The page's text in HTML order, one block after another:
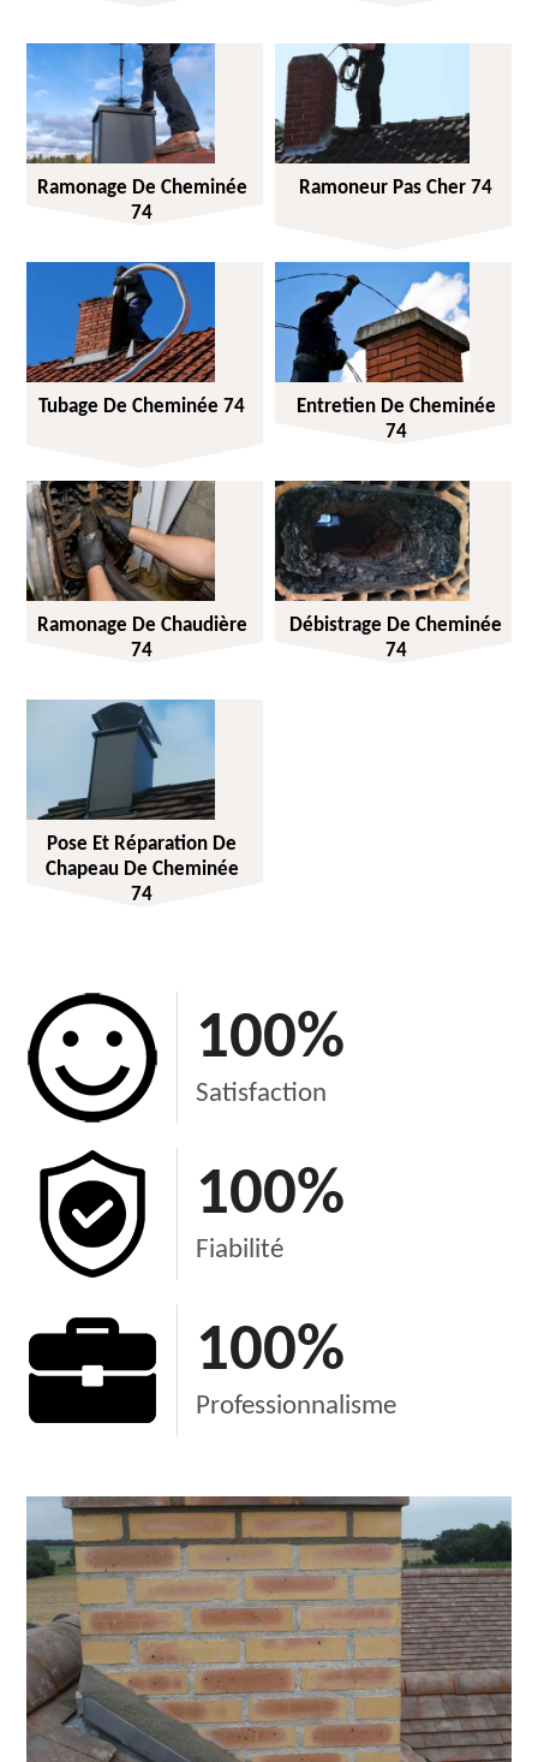
Ramonage De Cheminée
74
Ramoneur Pas Cher 74
Tubage De Cheminée 74
Entretien De Cheminée
74
Ramonage De Chaudière
74
Débistrage De Cheminée
74
Pose Et Réparation De
Chapeau De Cheminée
74
100%
Satisfaction
100%
Fiabilité
100%
Professionnalisme